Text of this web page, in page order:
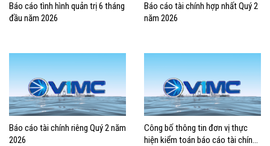
Báo cáo tình hình quản trị 6 tháng
đầu năm 2026
Báo cáo tài chính hợp nhất Quý 2
năm 2026
Báo cáo tài chính riêng Quý 2 năm
2026
Công bố thông tin đơn vị thực
hiện kiểm toán báo cáo tài chính